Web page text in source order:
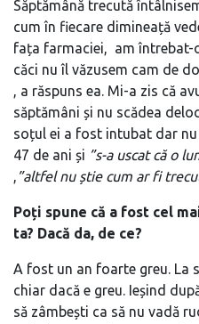
Săptămână trecută
cum în fiecare dimineață
fața farmaciei, am întrebat-
căci nu îl văzusem cam de
, a răspuns ea. Mi-a zis că
săptămâni și nu scădea
soțul ei a fost intubat dar
47 de ani și ”s-a uscat că o
,”altfel nu știe cum ar fi
Poți spune că a fost cel
ta? Dacă da, de ce?
A fost un an foarte greu. La
chiar dacă e greu. Ieșind
să zâmbești ca să nu vadă